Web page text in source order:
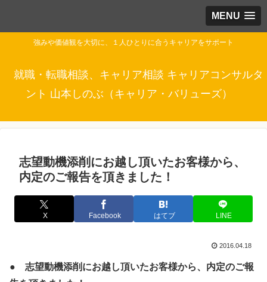
MENU
強みや価値観を大切に、１人ひとりに合うキャリアをサポート
就職・転職相談、キャリア相談 キャリアコンサルタ
ント 山本しのぶ（キャリア・バリューズ）
志望動機添削にお越し頂いたお客様から、
内定のご報告を頂きました！
X Facebook はてブ LINE
2016.04.18
● 志望動機添削にお越し頂いたお客様から、内定のご報